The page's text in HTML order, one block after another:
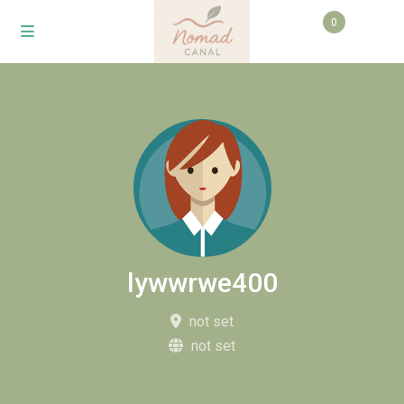
0
lywwrwe400
not set
not set